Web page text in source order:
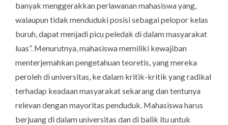
banyak menggerakkan perlawanan mahasiswa yang,
walaupun tidak menduduki posisi sebagai pelopor kelas
buruh, dapat menjadi picu peledak di dalam masyarakat
luas”. Menurutnya, mahasiswa memiliki kewajiban
menterjemahkan pengetahuan teoretis, yang mereka
peroleh di universitas, ke dalam kritik-kritik yang radikal
terhadap keadaan masyarakat sekarang dan tentunya
relevan dengan mayoritas penduduk. Mahasiswa harus
berjuang di dalam universitas dan di balik itu untuk